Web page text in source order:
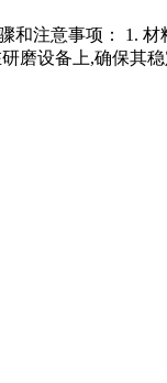
和注意事项： 1.
磨设备上,确保其稳